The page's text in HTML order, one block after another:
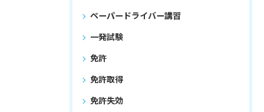
ペーパードライバー講習
一発試験
免許
免許取得
免許失効